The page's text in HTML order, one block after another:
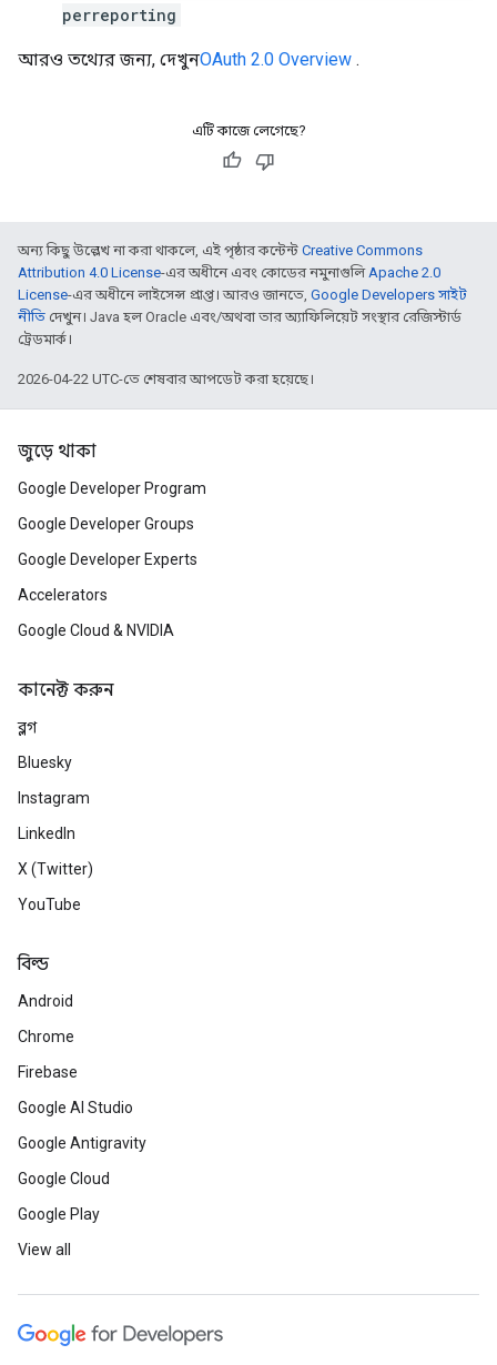
perreporting
আরও তথ্যের জন্য, দেখুনOAuth 2.0 Overview .
এটি কাজে লেগেছে?
অন্য কিছু উল্লেখ না করা থাকলে, এই পৃষ্ঠার কন্টেন্ট Creative Commons
Attribution 4.0 License-এর অধীনে এবং কোডের নমুনাগুলিApache 2.0
License-এর অধীনে লাইসেন্স প্রাপ্ত। আরও জানতে, Google Developers সাইট
নীতি দেখুন। Java হল Oracle এবং/অথবা তার অ্যাফিলিয়েট সংস্থার রেজিস্টার্ড
ট্রেডমার্ক।
2026-04-22 UTC-তে শেষবার আপডেট করা হয়েছে।
জুড়ে থাকা
Google Developer Program
Google Developer Groups
Google Developer Experts
Accelerators
Google Cloud & NVIDIA
কানেক্ট করুন
ব্লগ
Bluesky
Instagram
LinkedIn
X (Twitter)
YouTube
বিল্ড
Android
Chrome
Firebase
Google AI Studio
Google Antigravity
Google Cloud
Google Play
View all